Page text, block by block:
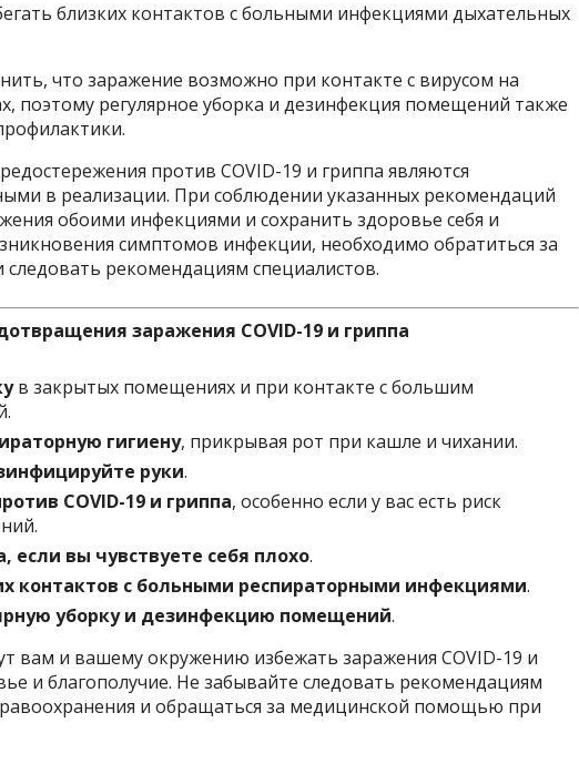
близких контактов с больными инфекциями дыхательных
что заражение возможно при контакте с вирусом на
поэтому регулярное уборка и дезинфекция помещений также
против COVID-19 и гриппа являются
в реализации. При соблюдении указанных рекомендаций
обоими инфекциями и сохранить здоровье себя и
симптомов инфекции, необходимо обратиться за
рекомендациям специалистов.
заражения COVID-19 и гриппа
в закрытых помещениях и при контакте с большим
гигиену, прикрывая рот при кашле и чихании.
руки.
COVID-19 и гриппа, особенно если у вас есть риск
если вы чувствуете себя плохо.
контактов с больными респираторными инфекциями.
уборку и дезинфекцию помещений.
вам и вашему окружению избежать заражения COVID-19 и
и благополучие. Не забывайте следовать рекомендациям
и обращаться за медицинской помощью при